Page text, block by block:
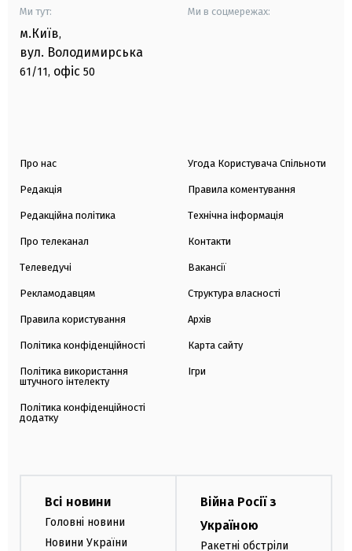
Ми тут:
м.Київ,
вул. Володимирська
61/11, офіс 50
Ми в соцмережах:
Про нас
Редакція
Редакційна політика
Про телеканал
Телеведучі
Рекламодавцям
Правила користування
Політика конфіденційності
Політика використання
штучного інтелекту
Політика конфіденційності
додатку
Угода Користувача Спільноти
Правила коментування
Технічна інформація
Контакти
Вакансії
Структура власності
Архів
Карта сайту
Ігри
Всі новини
Головні новини
Новини України
Війна Росії з
Україною
Ракетні обстріли